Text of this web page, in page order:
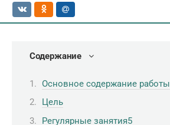
Содержание
Основное содержание работы
Цель
Регулярные занятия5